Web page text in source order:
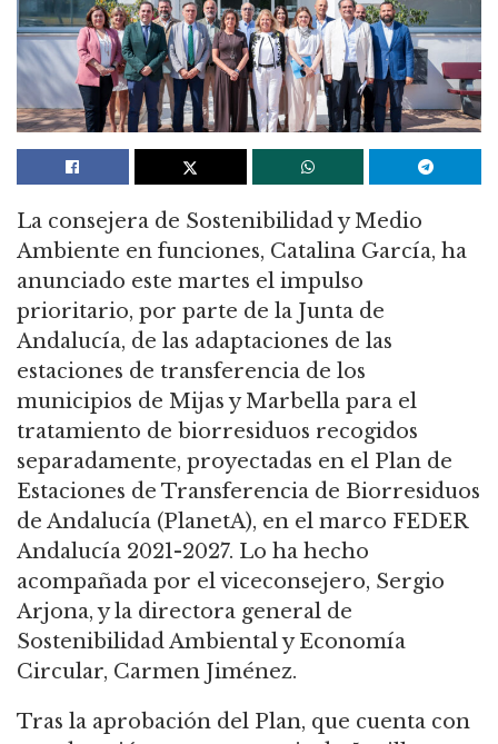
La consejera de Sostenibilidad y Medio
Ambiente en funciones, Catalina García, ha
anunciado este martes el impulso
prioritario, por parte de la Junta de
Andalucía, de las adaptaciones de las
estaciones de transferencia de los
municipios de Mijas y Marbella para el
tratamiento de biorresiduos recogidos
separadamente, proyectadas en el Plan de
Estaciones de Transferencia de Biorresiduos
de Andalucía (PlanetA), en el marco FEDER
Andalucía 2021-2027. Lo ha hecho
acompañada por el viceconsejero, Sergio
Arjona, y la directora general de
Sostenibilidad Ambiental y Economía
Circular, Carmen Jiménez.
Tras la aprobación del Plan, que cuenta con